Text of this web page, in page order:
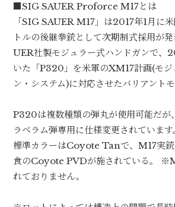
■SIG SAUER Proforce M17とは
「SIG SAUER M17」は2017年1月に
トルの後継拳銃として次期制式採用が
UER社製モジュラー式ハンドガンで、
いた「P320」を米軍のXM17計画(モジ
ン・システム)に対応させたバリアントモ
P320は複数種類の弾丸が使用可能だが
ラベラム弾専用に仕様変更されています
標準カラーはCoyote Tanで、M17実銃
食のCoyote PVDが施されている。
れておりません。